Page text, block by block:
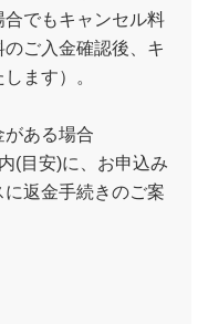
合でもキャンセル料
ご入金確認後、キ
ます）。
ある場合
(目安)に、お申込み
返金手続きのご案